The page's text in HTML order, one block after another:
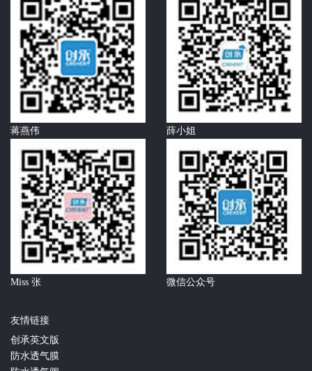
蒋燕伟 薛小姐
Miss 张 微信公众号
友情链接
创承英文版
防水透气膜